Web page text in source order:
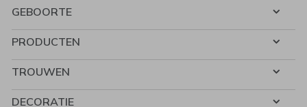
GEBOORTE
PRODUCTEN
TROUWEN
DECORATIE